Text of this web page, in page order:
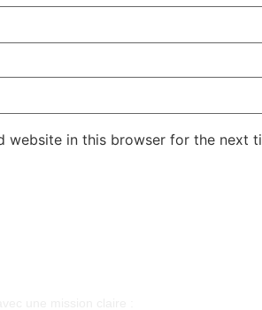
website in this browser for the next